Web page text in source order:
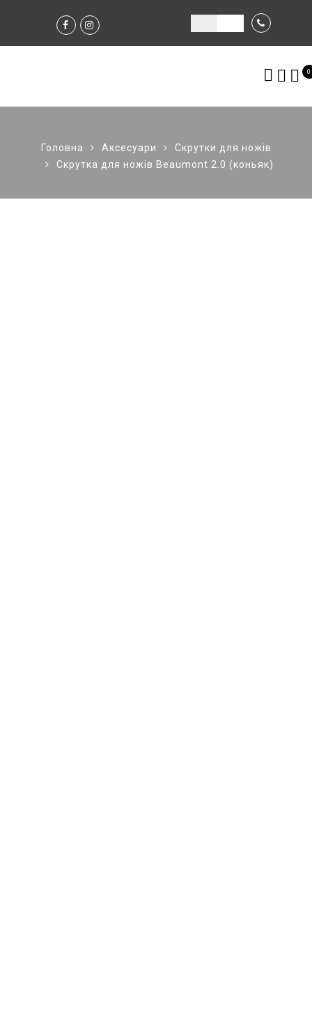
0
Головна Аксесуари
Скрутки для ножів
Скрутка для ножів Beaumont 2.0 (коньяк)